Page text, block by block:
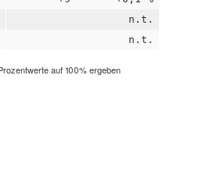
n.t.
n.t.
auf 100% ergeben